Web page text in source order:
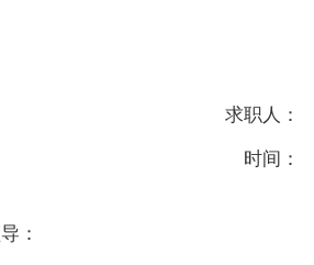
求职人：
时间：
：